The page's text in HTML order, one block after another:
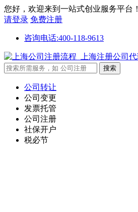
您好，欢迎来到一站式创业服务平台！
请登录 免费注册
咨询电话:400-118-9613
公司转让
公司变更
发票托管
公司注册
社保开户
税必节